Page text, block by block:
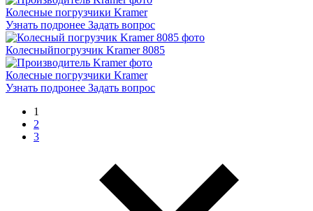
Колесные погрузчики Kramer
Узнать подронее Задать вопрос
Колесныйпогрузчик Kramer 8085
Колесные погрузчики Kramer
Узнать подронее Задать вопрос
1
2
3